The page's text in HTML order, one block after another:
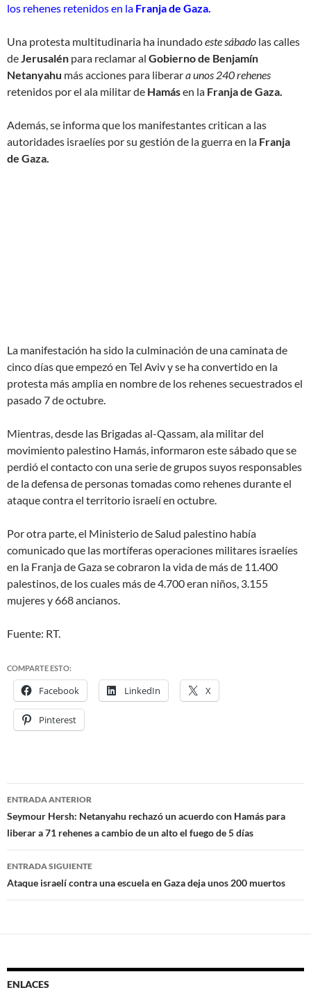
los rehenes retenidos en la Franja de Gaza.
Una protesta multitudinaria ha inundadoeste sábado las calles
deJerusalén para reclamar al Gobierno de Benjamín
Netanyahu más acciones para liberara unos 240 rehenes
retenidos por el ala militar de Hamásen la Franja de Gaza.
Además, se informa que los manifestantes critican a las
autoridades israelíes por su gestión de la guerra en la Franja
de Gaza.
La manifestación ha sido la culminación de una caminata de
cinco días que empezó en Tel Aviv y se ha convertido en la
protesta más amplia en nombre de los rehenes secuestrados el
pasado 7 de octubre.
Mientras, desde las Brigadas al-Qassam, ala militar del
movimiento palestino Hamás, informaron este sábado que se
perdió el contacto con una serie de grupos suyos responsables
de la defensa de personas tomadas como rehenes durante el
ataque contra el territorio israelí en octubre.
Por otra parte, el Ministerio de Salud palestino había
comunicado que las mortíferas operaciones militares israelíes
en la Franja de Gaza se cobraron la vida de más de 11.400
palestinos, de los cuales más de 4.700 eran niños, 3.155
mujeres y 668 ancianos.
Fuente: RT.
COMPARTE ESTO:
Facebook LinkedIn X
Pinterest
Navegación
de
entradas
ENTRADA ANTERIOR
Seymour Hersh: Netanyahu rechazó un acuerdo con Hamás para
liberar a 71 rehenes a cambio de un alto el fuego de 5 días
ENTRADA SIGUIENTE
Ataque israelí contra una escuela en Gaza deja unos 200 muertos
ENLACES